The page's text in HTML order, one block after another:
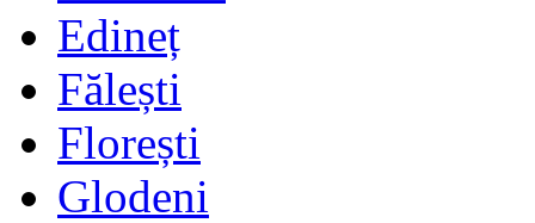
Edineț
Fălești
Florești
Glodeni